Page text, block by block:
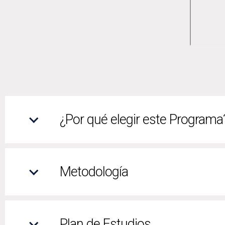
¿Por qué elegir este
Metodología